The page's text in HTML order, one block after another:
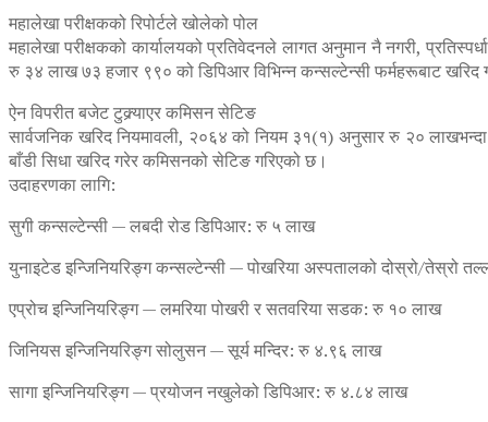
महालेखा परीक्षकको रिपोर्टले खोलेको पोल
महालेखा परीक्षकको कार्यालयको प्रतिवेदनले लागत अनुमान नै नगरी,
रु ३४ लाख ७३ हजार ९९० को डिपिआर विभिन्न कन्सल्टेन्सी फर्महरूबाट खरिद
ऐन विपरीत बजेट टुक्र्याएर कमिसन सेटिङ
सार्वजनिक खरिद नियमावली, २०६४ को नियम ३१(१) अनुसार रु २० लाखभन्दा
बाँडी सिधा खरिद गरेर कमिसनको सेटिङ गरिएको छ।
उदाहरणका लागि:
सुगी कन्सल्टेन्सी — लबदी रोड डिपिआर: रु ५ लाख
युनाइटेड इन्जिनियरिङ्ग कन्सल्टेन्सी — पोखरिया अस्पतालको दोस्रो/तेस्रो
एप्रोच इन्जिनियरिङ्ग — लमरिया पोखरी र सतवरिया सडक: रु १० लाख
जिनियस इन्जिनियरिङ्ग सोलुसन — सूर्य मन्दिर: रु ४.९६ लाख
सागा इन्जिनियरिङ्ग — प्रयोजन नखुलेको डिपिआर: रु ४.८४ लाख